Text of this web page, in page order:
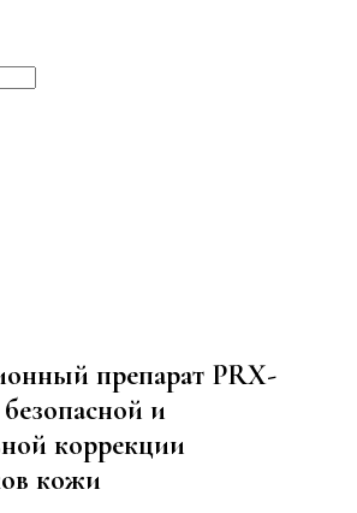
препарат PRX-
и
коррекции
кожи